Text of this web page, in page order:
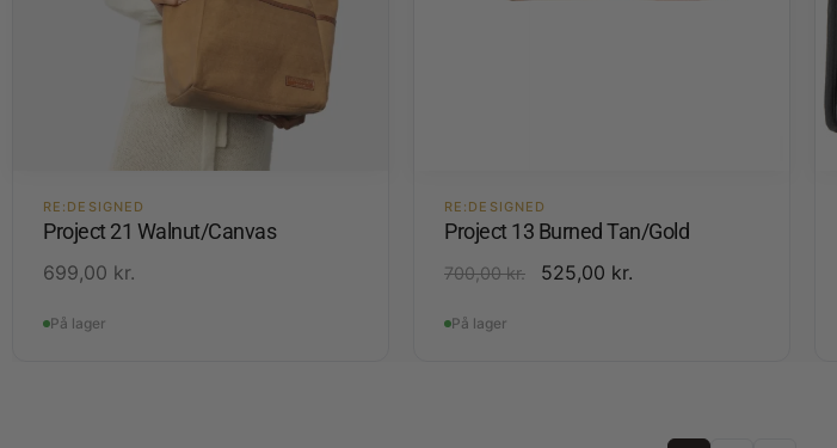
RE:DESIGNED
Project 21 Walnut/Canvas
699,00 kr.
På lager
RE:DESIGNED
Project 13 Burned Tan/Gold
700,00kr. 525,00 kr.
På lager